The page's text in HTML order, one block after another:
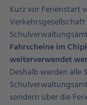
Kurz vor Ferienstart
Fahrscheine im
weiterverwendet
Deshalb werden alle
sondern über die